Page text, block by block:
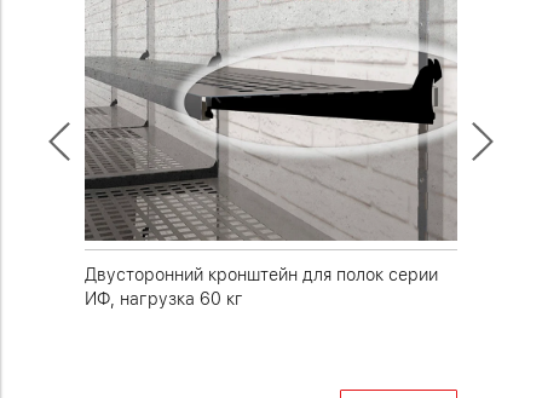
Двусторонний кронштейн для полок серии
ИФ, нагрузка 60 кг